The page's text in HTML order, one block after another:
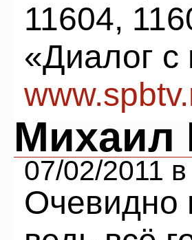
11604,
«Диалог с
Михаил
07/02/2011
Очевидно